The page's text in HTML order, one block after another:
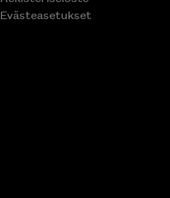
Evästeasetukset